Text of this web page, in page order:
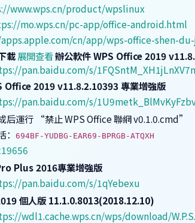
www.wps.cn/product/wpslinux
mo.wps.cn/pc-app/office-android.html
cn/app/wps-office-shen-
載展開查看辦公軟件 WPS Office 2019
pan.baidu.com/s/
Office 2019 v11.8.2.10393 專業增強版
pan.baidu.com/s/
后運行 “禁止 WPS Office 聯網 v0.1.0.cmd”
694BF-YUDBG-EAR69-BPRGB-ATQXH
Plus 2016專業增強版
pan.baidu.com/s/1qYebexu
個人版 11.1.0.8013(2018.12.10)
wdl1.cache.wps.cn/wps/download/